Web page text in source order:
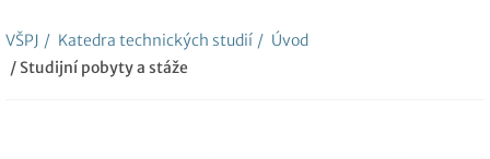
VŠPJ / Katedra technických studií / Úvod
/ Studijní pobyty a stáže